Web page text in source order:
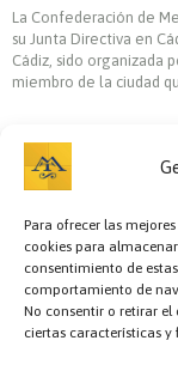
Para ofrecer las
cookies para
consentimiento de
comportamiento de
No consentir o retirar
ciertas características y
La Confederación de
su Junta Directiva en
Cádiz, sido organizada
miembro de la ciudad
Bazar y regalos,